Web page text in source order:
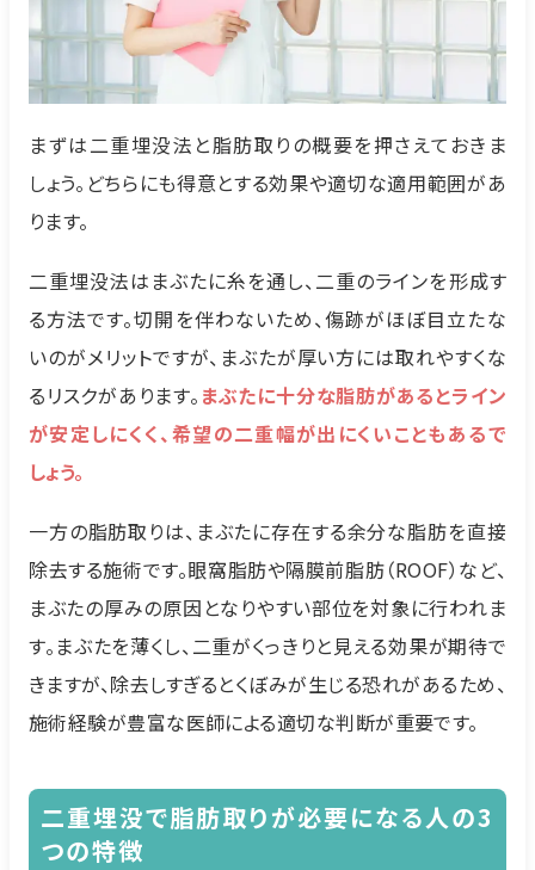
まずは二重埋没法と脂肪取りの概要を押さえておきま
しょう。どちらにも得意とする効果や適切な適用範囲があ
ります。
二重埋没法はまぶたに糸を通し、二重のラインを形成す
る方法です。切開を伴わないため、傷跡がほぼ目立たな
いのがメリットですが、まぶたが厚い方には取れやすくな
るリスクがあります。 まぶたに十分な脂肪があるとライン
が安定しにくく、希望の二重幅が出にくいこともあるで
しょう。
一方の脂肪取りは、まぶたに存在する余分な脂肪を直接
除去する施術です。眼窩脂肪や隔膜前脂肪（ROOF）など、
まぶたの厚みの原因となりやすい部位を対象に行われま
す。まぶたを薄くし、二重がくっきりと見える効果が期待で
きますが、除去しすぎるとくぼみが生じる恐れがあるため、
施術経験が豊富な医師による適切な判断が重要です。
二重埋没で脂肪取りが必要になる人の3
つの特徴